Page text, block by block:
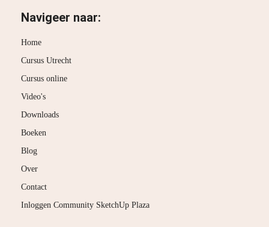
Navigeer naar:
Home
Cursus Utrecht
Cursus online
Video's
Downloads
Boeken
Blog
Over
Contact
Inloggen Community SketchUp Plaza